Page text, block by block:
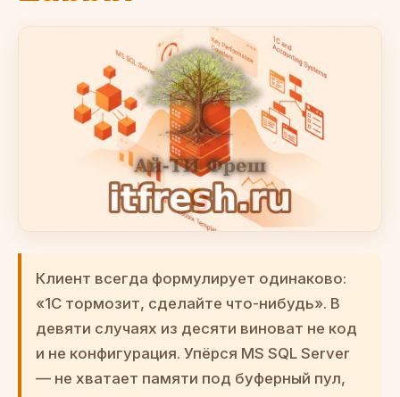
Клиент всегда формулирует одинаково:
«1С тормозит, сделайте что-нибудь». В
девяти случаях из десяти виноват не код
и не конфигурация. Упёрся MS SQL Server
— не хватает памяти под буферный пул,